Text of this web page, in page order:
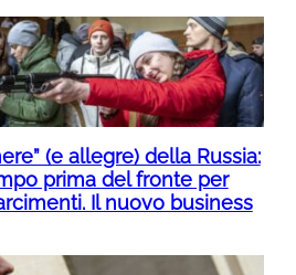
(e allegre) della Russia:
prima del fronte per
Il nuovo business